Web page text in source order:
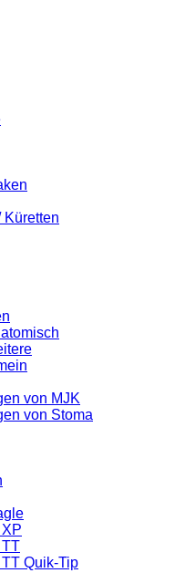
Küretten
von MJK
von Stoma
Quik-Tip